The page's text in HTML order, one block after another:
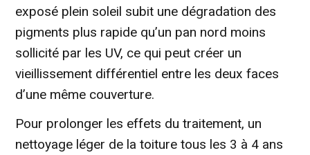
exposé plein soleil subit une dégradation des
pigments plus rapide qu’un pan nord moins
sollicité par les UV, ce qui peut créer un
vieillissement différentiel entre les deux faces
d’une même couverture.
Pour prolonger les effets du traitement, un
nettoyage léger de la toiture tous les 3 à 4 ans